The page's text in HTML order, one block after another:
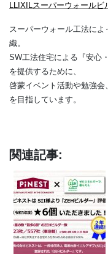
LLIXILスーパーウォールビ
スーパーウォール工法に
織。
SW工法住宅による『安心
を提供するために、
啓蒙イベント活動や勉強会
を目指しています。
関連記事: